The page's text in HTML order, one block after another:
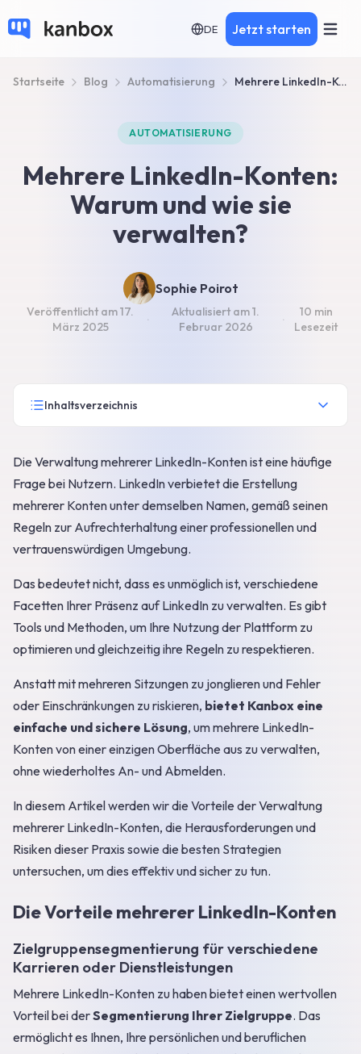
DE Jetzt starten
Startseite Blog Automatisierung Mehrere LinkedIn-Konten sicher verwalten
AUTOMATISIERUNG
Mehrere LinkedIn-Konten:
Warum und wie sie
verwalten?
Sophie Poirot
Veröffentlicht am17.
März 2025
·
Aktualisiert am1.
Februar 2026
·
10 min
Lesezeit
Inhaltsverzeichnis
Die Verwaltung mehrerer LinkedIn-Konten ist eine häufige
Frage bei Nutzern. LinkedIn verbietet die Erstellung
mehrerer Konten unter demselben Namen, gemäß seinen
Regeln zur Aufrechterhaltung einer professionellen und
vertrauenswürdigen Umgebung.
Das bedeutet nicht, dass es unmöglich ist, verschiedene
Facetten Ihrer Präsenz auf LinkedIn zu verwalten. Es gibt
Tools und Methoden, um Ihre Nutzung der Plattform zu
optimieren und gleichzeitig ihre Regeln zu respektieren.
Anstatt mit mehreren Sitzungen zu jonglieren und Fehler
oder Einschränkungen zu riskieren, bietet Kanbox eine
einfache und sichere Lösung, um mehrere LinkedIn-
Konten von einer einzigen Oberfläche aus zu verwalten,
ohne wiederholtes An- und Abmelden.
In diesem Artikel werden wir die Vorteile der Verwaltung
mehrerer LinkedIn-Konten, die Herausforderungen und
Risiken dieser Praxis sowie die besten Strategien
untersuchen, um dies effektiv und sicher zu tun.
Die Vorteile mehrerer LinkedIn-Konten
Zielgruppensegmentierung für verschiedene
Karrieren oder Dienstleistungen
Mehrere LinkedIn-Konten zu haben bietet einen wertvollen
Vorteil bei derSegmentierung Ihrer Zielgruppe. Das
ermöglicht es Ihnen, Ihre persönlichen und beruflichen